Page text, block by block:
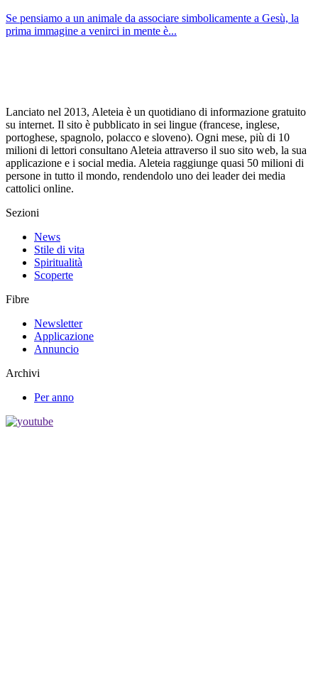
Se pensiamo a un animale da associare simbolicamente a Gesù, la
prima immagine a venirci in mente è...
Lanciato nel 2013, Aleteia è un quotidiano di informazione gratuito
su internet. Il sito è pubblicato in sei lingue (francese, inglese,
portoghese, spagnolo, polacco e sloveno). Ogni mese, più di 10
milioni di lettori consultano Aleteia attraverso il suo sito web, la sua
applicazione e i social media. Aleteia raggiunge quasi 50 milioni di
persone in tutto il mondo, rendendolo uno dei leader dei media
cattolici online.
Sezioni
News
Stile di vita
Spiritualità
Scoperte
Fibre
Newsletter
Applicazione
Annuncio
Archivi
Per anno